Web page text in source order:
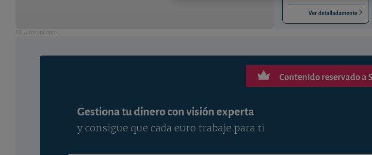
OCU Inversiones
Ver detalladamente
Contenido reservado a
Gestiona tu dinero con visión experta
y consigue que cada euro trabaje para ti